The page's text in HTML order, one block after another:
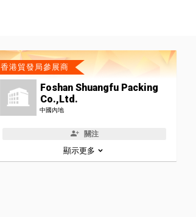
香港貿發局參展商
Foshan Shuangfu Packing
Co.,Ltd.
中國內地
關注
顯示更多